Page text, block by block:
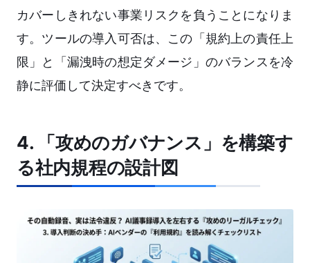
カバーしきれない事業リスクを負うことになりま
す。ツールの導入可否は、この「規約上の責任上
限」と「漏洩時の想定ダメージ」のバランスを冷
静に評価して決定すべきです。
4. 「攻めのガバナンス」を構築す
る社内規程の設計図